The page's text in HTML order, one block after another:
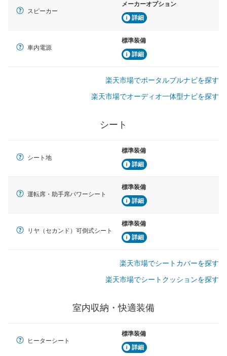
スピーカー
メーカーオプション
詳細
車内電源
標準装備
詳細
楽天市場でポータルブルナビを探す
楽天市場でオーディオ一体型ナビを探す
シート
シート地
標準装備
詳細
運転席・助手席パワーシート
標準装備
詳細
リヤ（セカンド）可倒式シート
標準装備
詳細
楽天市場でシートカバーを探す
楽天市場でシートクッションを探す
室内収納・快適装備
ヒーターシート
標準装備
詳細